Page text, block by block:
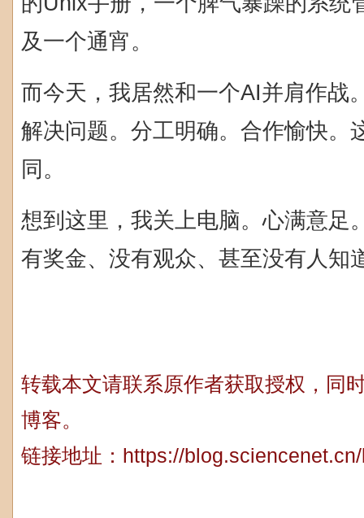
及一个通宵。
而今天，我居然和一个AI并肩作战
解决问题。分工明确。合作愉快。
同。
想到这里，我关上电脑。心满意足
有奖金、没有观众、甚至没有人知
转载本文请联系原作者获取授权，同
博客。
链接地址： https://